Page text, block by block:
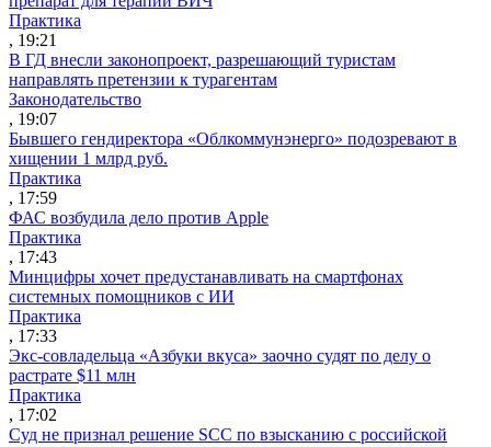
Практика
, 19:21
В ГД внесли законопроект, разрешающий туристам
направлять претензии к турагентам
Законодательство
, 19:07
Бывшего гендиректора «Облкоммунэнерго» подозревают в
хищении 1 млрд руб.
Практика
, 17:59
ФАС возбудила дело против Apple
Практика
, 17:43
Минцифры хочет предустанавливать на смартфонах
системных помощников с ИИ
Практика
, 17:33
Экс-совладельца «Азбуки вкуса» заочно судят по делу о
растрате $11 млн
Практика
, 17:02
Суд не признал решение SCC по взысканию с российской